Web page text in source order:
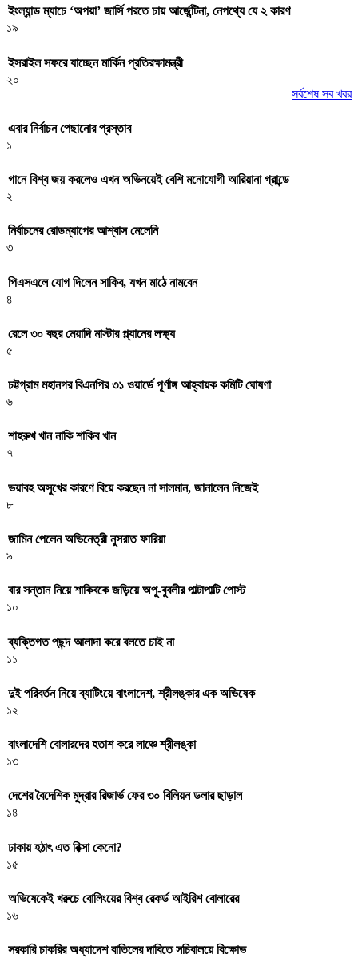
ইংল্যান্ড ম্যাচে ‘অপয়া’ জার্সি পরতে চায় আর্জেন্টিনা, নেপথ্যে যে ২ কারণ
১৯
ইসরাইল সফরে যাচ্ছেন মার্কিন প্রতিরক্ষামন্ত্রী
২০
সর্বশেষ সব খবর
এবার নির্বাচন পেছানোর প্রস্তাব
১
গানে বিশ্ব জয় করলেও এখন অভিনয়েই বেশি মনোযোগী আরিয়ানা গ্রান্ডে
২
নির্বাচনের রোডম্যাপের আশ্বাস মেলেনি
৩
পিএসএলে যোগ দিলেন সাকিব, যখন মাঠে নামবেন
৪
রেলে ৩০ বছর মেয়াদি মাস্টার প্ল্যানের লক্ষ্য
৫
চট্টগ্রাম মহানগর বিএনপির ৩১ ওয়ার্ডে পূর্ণাঙ্গ আহ্বায়ক কমিটি ঘোষণা
৬
শাহরুখ খান নাকি শাকিব খান
৭
ভয়াবহ অসুখের কারণে বিয়ে করছেন না সালমান, জানালেন নিজেই
৮
জামিন পেলেন অভিনেত্রী নুসরাত ফারিয়া
৯
বার সন্তান নিয়ে শাকিবকে জড়িয়ে অপু-বুবলীর পাল্টাপাল্টি পোস্ট
১০
ব্যক্তিগত পছন্দ আলাদা করে বলতে চাই না
১১
দুই পরিবর্তন নিয়ে ব্যাটিংয়ে বাংলাদেশ, শ্রীলঙ্কার এক অভিষেক
১২
বাংলাদেশি বোলারদের হতাশ করে লাঞ্চে শ্রীলঙ্কা
১৩
দেশের বৈদেশিক মুদ্রার রিজার্ভ ফের ৩০ বিলিয়ন ডলার ছাড়াল
১৪
ঢাকায় হঠাৎ এত রিক্সা কেনো?
১৫
অভিষেকেই খরুচে বোলিংয়ের বিশ্ব রেকর্ড আইরিশ বোলারের
১৬
সরকারি চাকরির অধ্যাদেশ বাতিলের দাবিতে সচিবালয়ে বিক্ষোভ